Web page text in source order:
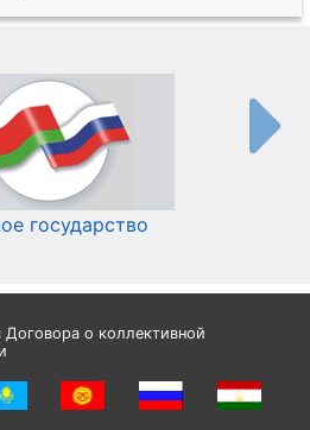
государство
Договора о коллективной